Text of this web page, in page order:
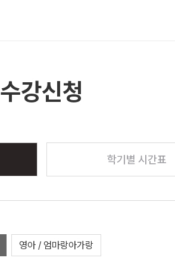
수강신청
학기별 시간표
영아 / 엄마랑아가랑